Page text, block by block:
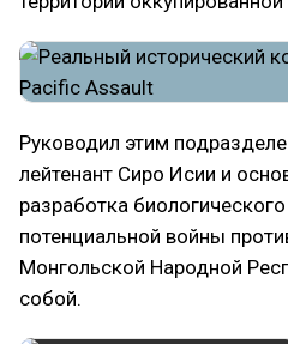
Руководил этим
лейтенант Сиро Исии и
разработка
потенциальной войны
Монгольской Народной
собой.